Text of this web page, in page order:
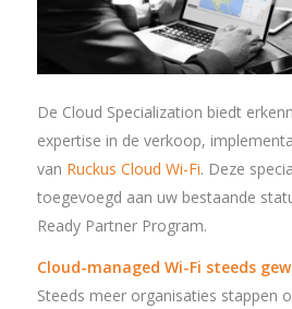
De Cloud Specialization biedt
expertise in de verkoop,
van Ruckus Cloud Wi-Fi. Deze
toegevoegd aan uw bestaande
Ready Partner Program.
Cloud-managed Wi-Fi steeds
Steeds meer organisaties stappen